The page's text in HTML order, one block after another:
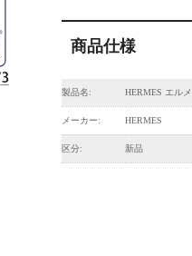
商品仕様
製品名: HERMES エル
メーカー: HERMES
区分: 新品